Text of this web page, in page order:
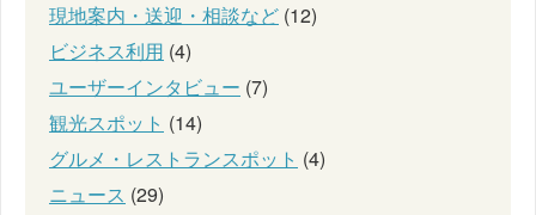
現地案内・送迎・相談など (12)
ビジネス利用 (4)
ユーザーインタビュー (7)
観光スポット (14)
グルメ・レストランスポット (4)
ニュース (29)